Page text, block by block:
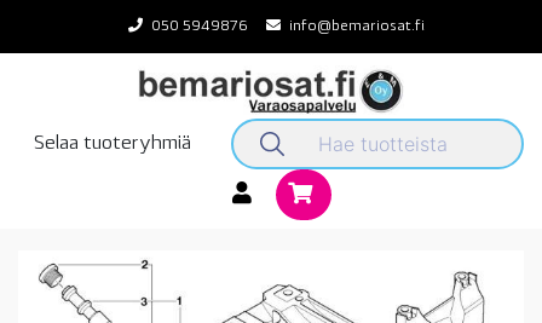
content
050 5949876 info@bemariosat.fi
Selaa tuoteryhmiä